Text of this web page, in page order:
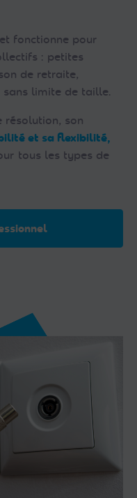
fonctionne pour
: petites
de retraite,
limite de taille.
résolution, son
et sa flexibilité,
tous les types de